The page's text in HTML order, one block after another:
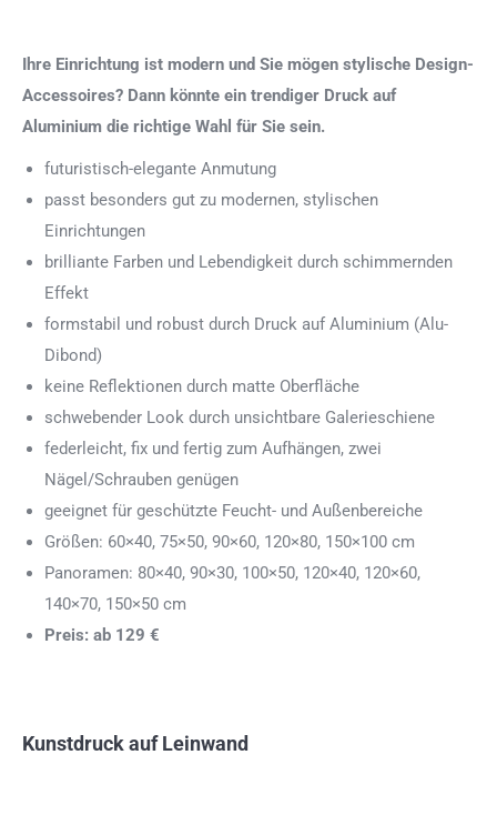
Ihre Einrichtung ist modern und Sie mögen stylische Design-
Accessoires? Dann könnte ein trendiger Druck auf
Aluminium die richtige Wahl für Sie sein.
futuristisch-elegante Anmutung
passt besonders gut zu modernen, stylischen
Einrichtungen
brilliante Farben und Lebendigkeit durch schimmernden
Effekt
formstabil und robust durch Druck auf Aluminium (Alu-
Dibond)
keine Reflektionen durch matte Oberfläche
schwebender Look durch unsichtbare Galerieschiene
federleicht, fix und fertig zum Aufhängen, zwei
Nägel/Schrauben genügen
geeignet für geschützte Feucht- und Außenbereiche
Größen: 60×40, 75×50, 90×60, 120×80, 150×100 cm
Panoramen: 80×40, 90×30, 100×50, 120×40, 120×60,
140×70, 150×50 cm
Preis: ab 129 €
Kunstdruck auf Leinwand